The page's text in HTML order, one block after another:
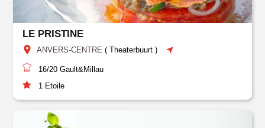
LE PRISTINE
ANVERS-CENTRE (Theaterbuurt )
16/20 Gault&Millau
1 Etoile